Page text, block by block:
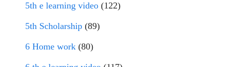
5th e learning video (122)
5th Scholarship (89)
6 Home work (80)